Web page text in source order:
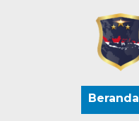
Beranda